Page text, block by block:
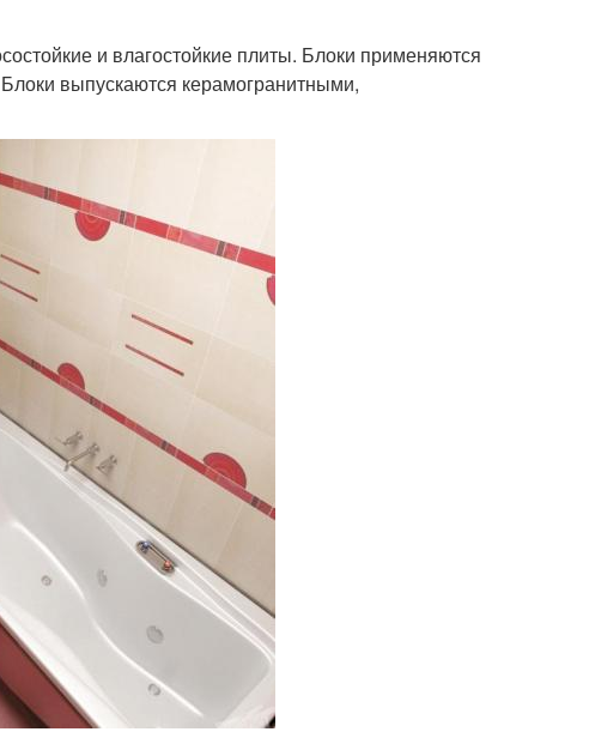
и влагостойкие плиты. Блоки применяются
выпускаются керамогранитными,